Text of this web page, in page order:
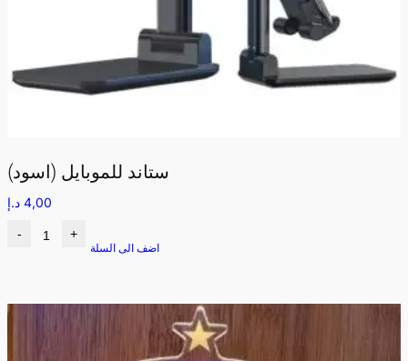
ستاند للموبايل (اسود)
4,00 د.إ
- +
اضف الى السلة